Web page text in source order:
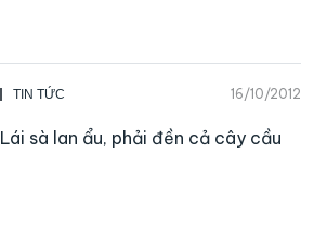
TIN TỨC 16/10/2012
Lái sà lan ẩu, phải đền cả cây cầu